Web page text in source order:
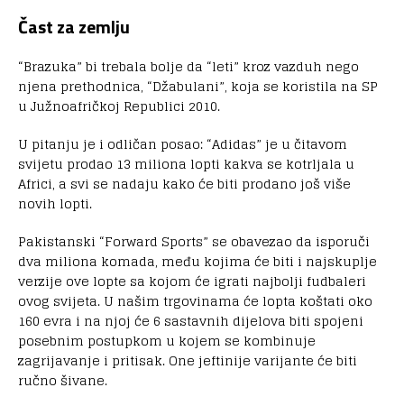
Čast za zemlju
“Brazuka” bi trebala bolje da “leti” kroz vazduh nego
njena prethodnica, “Džabulani”, koja se koristila na SP
u Južnoafričkoj Republici 2010.
U pitanju je i odličan posao: “Adidas” je u čitavom
svijetu prodao 13 miliona lopti kakva se kotrljala u
Africi, a svi se nadaju kako će biti prodano još više
novih lopti.
Pakistanski “Forward Sports” se obavezao da isporuči
dva miliona komada, među kojima će biti i najskuplje
verzije ove lopte sa kojom će igrati najbolji fudbaleri
ovog svijeta. U našim trgovinama će lopta koštati oko
160 evra i na njoj će 6 sastavnih dijelova biti spojeni
posebnim postupkom u kojem se kombinuje
zagrijavanje i pritisak. One jeftinije varijante će biti
ručno šivane.